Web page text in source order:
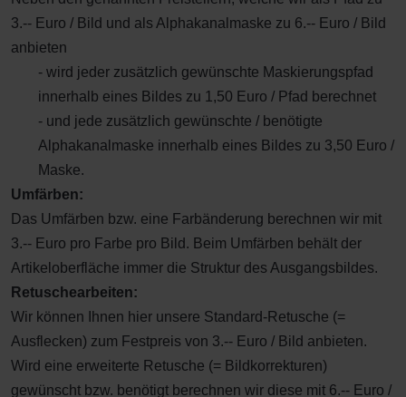
3.-- Euro / Bild und als Alphakanalmaske zu 6.-- Euro / Bild
anbieten
- wird jeder zusätzlich gewünschte Maskierungspfad
innerhalb eines Bildes zu 1,50 Euro / Pfad berechnet
- und jede zusätzlich gewünschte / benötigte
Alphakanalmaske innerhalb eines Bildes zu 3,50 Euro /
Maske.
Umfärben:
Das Umfärben bzw. eine Farbänderung berechnen wir mit
3.-- Euro pro Farbe pro Bild. Beim Umfärben behält der
Artikeloberfläche immer die Struktur des Ausgangsbildes.
Retuschearbeiten:
Wir können Ihnen hier unsere Standard-Retusche (=
Ausflecken) zum Festpreis von 3.-- Euro / Bild anbieten.
Wird eine erweiterte Retusche (= Bildkorrekturen)
gewünscht bzw. benötigt berechnen wir diese mit 6.-- Euro /